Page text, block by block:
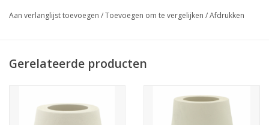
Afmeting:
Aan verlanglijst toevoegen /Toevoegen om te vergelijken /Afdrukken
Gerelateerde producten